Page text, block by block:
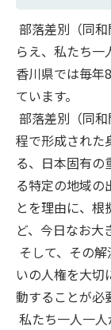
部落差別（同
らえ、私たち一
香川県では毎年
ています。
部落差別（同
程で形成された
る、日本固有の
る特定の地域の
とを理由に、
ど、今日なお大
そして、その
いの人権を大
動することが必
私たち一人一